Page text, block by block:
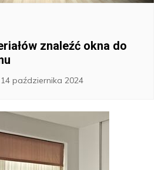
znaleźć okna do
14 października 2024